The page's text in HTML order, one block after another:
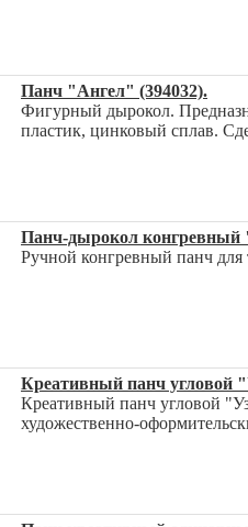
Панч "Ангел" (394032).
Фигурный дырокол.
пластик, цинковый сплав.
Панч-дырокол
Ручной конгревный панч для
Креативный панч угловой
Креативный панч угловой
художественно-